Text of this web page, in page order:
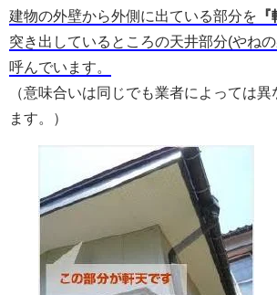
建物の外壁から外側に出ている部分を 『
突き出しているところの天井部分(やね
呼んでいます。
（意味合いは同じでも業者によっては異
ます。）